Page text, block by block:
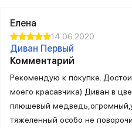
Елена
14.06.2020
Диван Первый
Комментарий
Рекомендую к покупке.
моего красавчика) Диван в
плюшевый
тяжеленный особо не